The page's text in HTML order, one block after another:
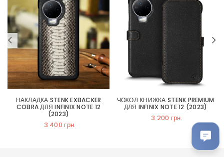
НАКЛАДКА STENK EXBACKER
COBRA ДЛЯ INFINIX NOTE 12
(2023)
3 400 грн.
ЧОХОЛ КНИЖКА STENK PREMIUM
ДЛЯ INFINIX NOTE 12 (2023)
3 200 грн.